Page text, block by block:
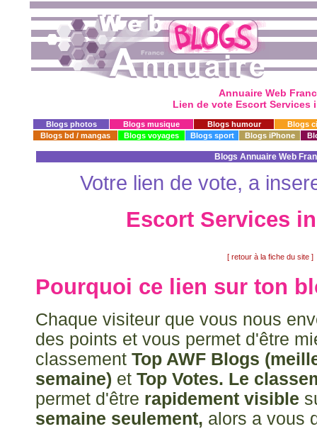
Annuaire Web
Lien de vote Escort Services
Blogs photos Blogs musique Blogs humour
Blogs
Blogs bd / mangas
Blogs voyages Blogs sport Blogs iPhone
Blogs Annuaire Web
Votre lien de vote, a
Escort Services
[ retour à la fiche du site ]
Pourquoi ce lien sur ton
Chaque visiteur que vous nous
des points et vous permet d'être
classement Top AWF Blogs
semaine) et Top Votes. Le
permet d'être rapidement visible
semaine seulement, alors a vous